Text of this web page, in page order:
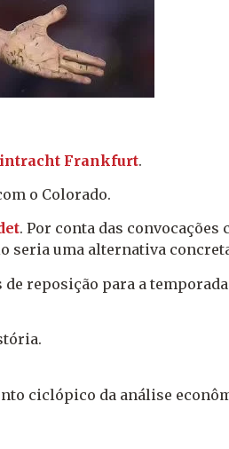
Frankfurt.
o Colorado.
. Por conta das convocações
seria uma alternativa
reposição para a
ciclópico da análise